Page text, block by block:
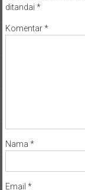
ditandai *
Komentar*
Nama *
Email *